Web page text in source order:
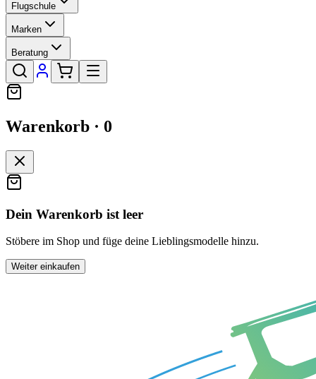
Flugschule
Marken
Beratung
Warenkorb · 0
Dein Warenkorb ist leer
Stöbere im Shop und füge deine Lieblingsmodelle hinzu.
Weiter einkaufen